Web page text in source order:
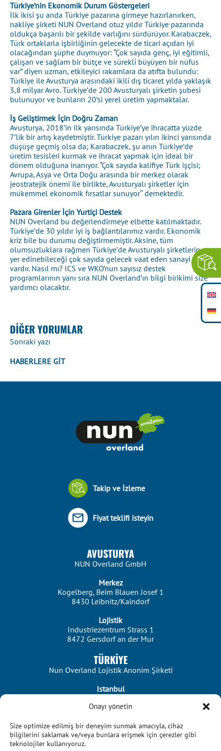
Onayı yönetin
Size optimize edilmiş bir deneyim sunmak amacıyla, cihaz
bilgilerini saklamak ve/veya bunlara erişmek için çerezler gibi
teknolojiler kullanıyoruz.
Türkiye’nin Ekonomik Durum Göstergeleri
İlk ikisi şu anda Türkiye pazarına girmeye hazırlanırken,
nakliye şirketi NUN Overland otuz yıldır Türkiye pazarında
oldukça başarılı bir şekilde varlığını sürdürüyor. Karabaczek,
Türk ortaklarla işbirliğinin gelecekte de ticari açıdan iyi
olacağından şüphe duymuyor: “Çok sayıda genç, iyi eğitimli,
çalışan ve sağlam bir bütçe ve sürekli büyüyen bir nüfus
var” diyen uzman, etkileyici rakamlara da atıfta bulundu:
Türkiye ile Avusturya arasındaki ikili dış ticaret yılda yaklaşık
3,8 milyar Avro. Türkiye’de 200 Avusturyalı şirketin şubesi
bulunuyor ve bunların 20’si yerel üretim yapmaktalar.
İş Geliştirmek İçin Doğru Zaman
Avusturya, 2018’in ilk yarısında Türkiye’ye ihracatta yüzde
7’lik bir artış kaydetmiştir. Türkiye pazarı yılın ikinci yarısında
düşüşe geçmiş olsa da; Karabaczek, şu anın Türkiye’de
üretim tesisleri kurmak ve ihracat yapmak için ideal bir
dönem olduğuna inanıyor. “Çok sayıda kalifiye Türk işçisi;
Avrupa, Asya ve Orta Doğu arasında bir merkez olarak
jeostratejik önemi ile birlikte, Avusturyalı şirketler için
mükemmel ekonomik fırsatlar sunuyor‘‘ demektedir.
Pazara Girenler İçin Yurtiçi Destek
NUN Overland bu değerlendirmeye elbette katılmaktadır.
Türkiye’de 30 yıldır iyi iş bağlantılarımız vardır. Ekonomik
kriz bile bu durumu değiştirmemiştir. Aksine, tüm
olumsuzluklara rağmen Türkiye’de Avusturyalı şirketlerin
yer edinebileceği çok sayıda gelecek vaat eden sanayi alanı
vardır. Nasıl mı? ICS ve WKO’nun sayısız destek
programlarının yanı sıra NUN Overland’ın bilgi birikimi size
yardımcı olacaktır.
DIĞER YORUMLAR
Sonraki yazı
HABERLERE GİT
AVUSTURYA
NUN Overland GmbH
Merkez
Kogelberg, Beim Blauen Josef 1
8430 Leibnitz/Kaindorf
Lojistik
Industriezentrum Strass 1
8472 Gersdorf an der Mur
Takip ve İzleme
Fiyat teklifi isteyin
TÜRKİYE
Nun Overland Lojistik Anonim Şirketi
Istanbul
34303 Istanbul/Halkalı